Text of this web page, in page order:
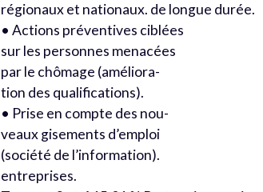
régionaux et nationaux. de longue durée.
• Actions préventives ciblées
sur les personnes menacées
par le chômage (améliora-
tion des qualifications).
• Prise en compte des nou-
veaux gisements d’emploi
(société de l’information).
entreprises.